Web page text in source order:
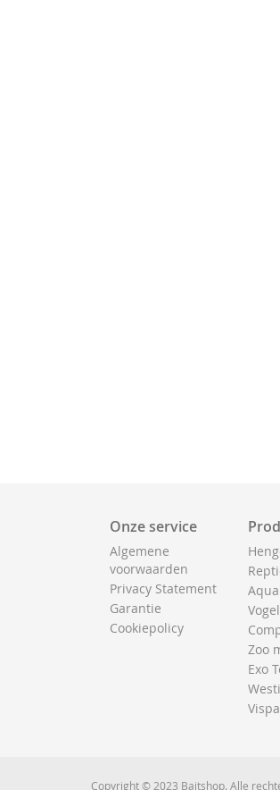
Onze service
Algemene
voorwaarden
Privacy Statement
Garantie
Cookiepolicy
Zoo
Exo
Copyright © 2023 Baitshop. Alle